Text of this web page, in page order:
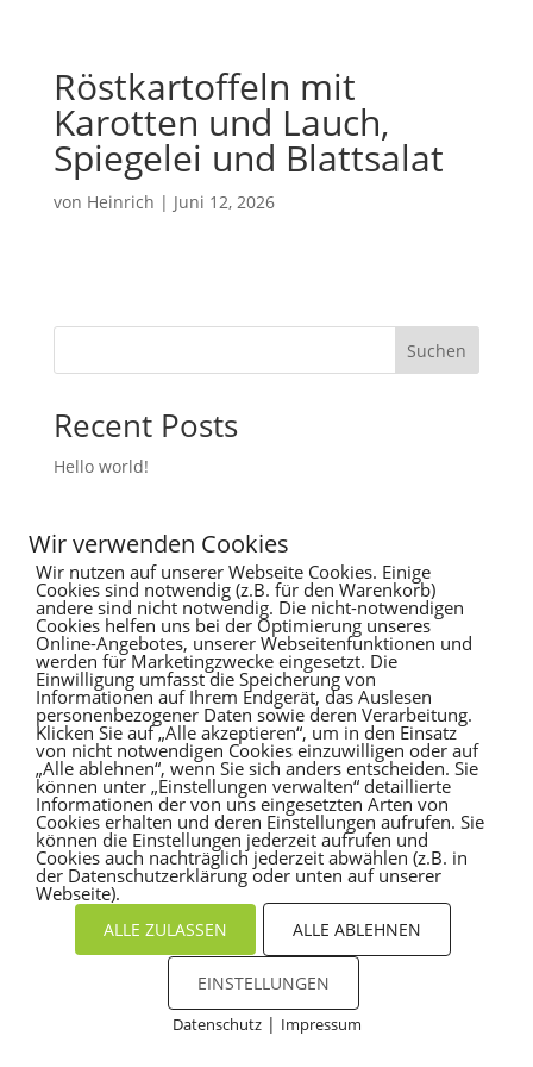
Röstkartoffeln mit
Karotten und Lauch,
Spiegelei und Blattsalat
von Heinrich | Juni 12, 2026
Suchen
Recent Posts
Hello world!
Recent Comments
Es sind keine Kommentare vorhanden.
Wir verwenden Cookies
Wir nutzen auf unserer Webseite Cookies. Einige
Cookies sind notwendig (z.B. für den Warenkorb)
andere sind nicht notwendig. Die nicht-notwendigen
Cookies helfen uns bei der Optimierung unseres
Online-Angebotes, unserer Webseitenfunktionen und
werden für Marketingzwecke eingesetzt. Die
Einwilligung umfasst die Speicherung von
Informationen auf Ihrem Endgerät, das Auslesen
personenbezogener Daten sowie deren Verarbeitung.
Klicken Sie auf „Alle akzeptieren“, um in den Einsatz
von nicht notwendigen Cookies einzuwilligen oder auf
„Alle ablehnen“, wenn Sie sich anders entscheiden. Sie
können unter „Einstellungen verwalten“ detaillierte
Informationen der von uns eingesetzten Arten von
Cookies erhalten und deren Einstellungen aufrufen. Sie
können die Einstellungen jederzeit aufrufen und
Cookies auch nachträglich jederzeit abwählen (z.B. in
der Datenschutzerklärung oder unten auf unserer
Webseite).
ALLE ZULASSEN ALLE ABLEHNEN
EINSTELLUNGEN
Datenschutz| Impressum